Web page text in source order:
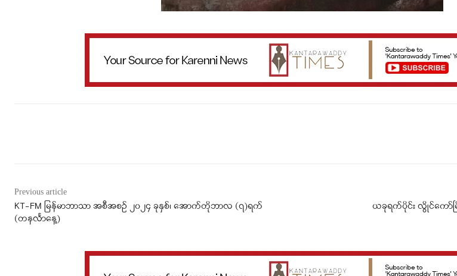
Previous article
KT-FM မြန်မာဘာသာ အစီအစဉ် ၂၀၂၄ ခုနှစ်၊ အောက်တိုဘာလ (၇)ရက်
(တနင်္လာနေ့)
ယခုရက်ပိုင်း လွိုင်ကော်မ